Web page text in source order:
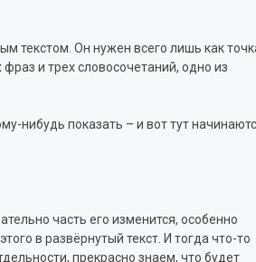
текстом. Он нужен всего лишь как
и трех словосочетаний, одно из
нибудь показать – и вот тут
часть его изменится, особенно
в развёрнутый текст. И тогда что-то
прекрасно знаем, что будет